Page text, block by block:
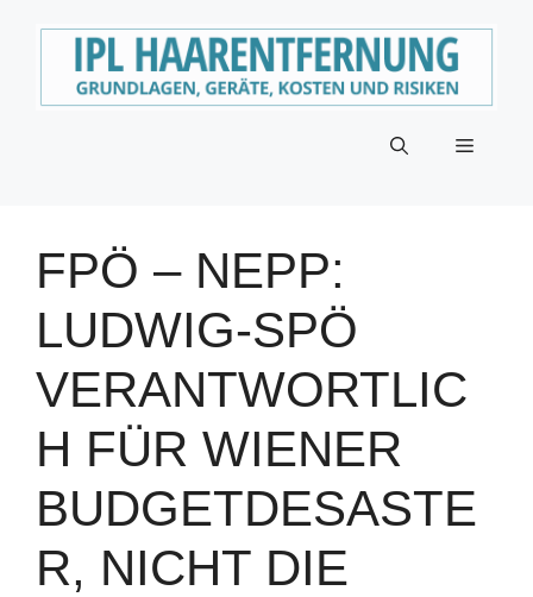
Menü
FPÖ – NEPP:
LUDWIG-SPÖ
VERANTWORTLIC
H FÜR WIENER
BUDGETDESASTE
R, NICHT DIE